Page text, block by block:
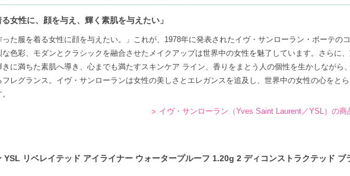
る女性に、顔を与え、輝く素肌を与えたい」
った服を着る女性に顔を与えたい。」これが、1978年に発表されたイヴ・サンローラン・ボーテの
な色彩、モダンとクラシックを融合させたメイクアップは世界中の女性を魅了しています。さらに
きに満ちた素肌へ導き、心までも満たすスキンケア ライン、香りをまとう人の個性を生かしながら
フレグランス。イヴ・サンローランは女性の美しさとエレガンスを追及し、世界中の女性の心をと
イヴ・サンローラン（Yves Saint Laurent／YSL）の商
YSL リベレイテッド アイライナー ウォータープルーフ 1.20g 2 ディコンストラクテッド ブ